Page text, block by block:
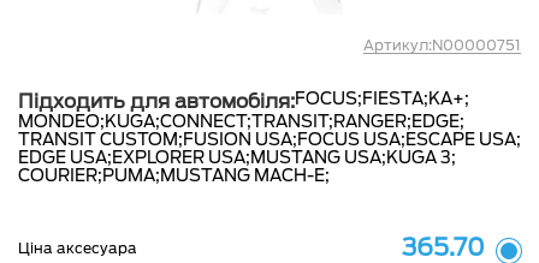
Артикул:N00000751
Підходить для автомобіля:FOCUS;FIESTA;KA+;
MONDEO;KUGA;CONNECT;TRANSIT;RANGER;EDGE;
TRANSIT CUSTOM;FUSION USA;FOCUS USA;ESCAPE USA;
EDGE USA;EXPLORER USA;MUSTANG USA;KUGA 3;
COURIER;PUMA;MUSTANG MACH-E;
Ціна аксесуара 365.70